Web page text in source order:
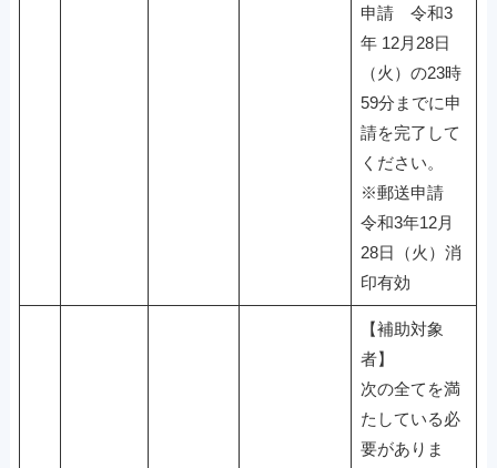
申請 令和3
年 12月28日
（火）の23時
59分までに申
請を完了して
ください。
※郵送申請
令和3年12月
28日（火）消
印有効
【補助対象
者】
次の全てを満
たしている必
要がありま